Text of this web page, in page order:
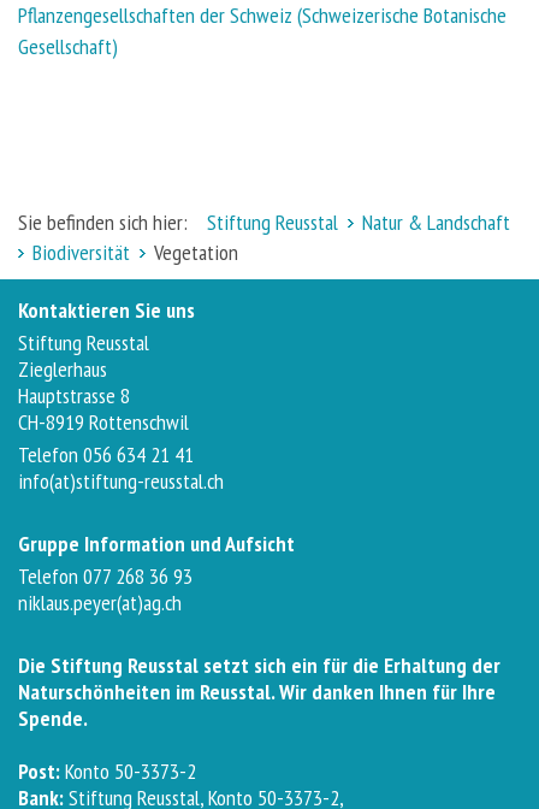
Pflanzengesellschaften der Schweiz (Schweizerische Botanische
Gesellschaft)
Sie befinden sich hier: Stiftung Reusstal
Natur & Landschaft
Biodiversität
Vegetation
Kontaktieren Sie uns
Stiftung Reusstal
Zieglerhaus
Hauptstrasse 8
CH-8919 Rottenschwil
Telefon 056 634 21 41
info(at)stiftung-reusstal.ch
Gruppe Information und Aufsicht
Telefon 077 268 36 93
niklaus.peyer(at)ag.ch
Die Stiftung Reusstal setzt sich ein für die Erhaltung der
Naturschönheiten im Reusstal. Wir danken Ihnen für Ihre
Spende.
Post:Konto 50-3373-2
Bank:Stiftung Reusstal, Konto 50-3373-2,